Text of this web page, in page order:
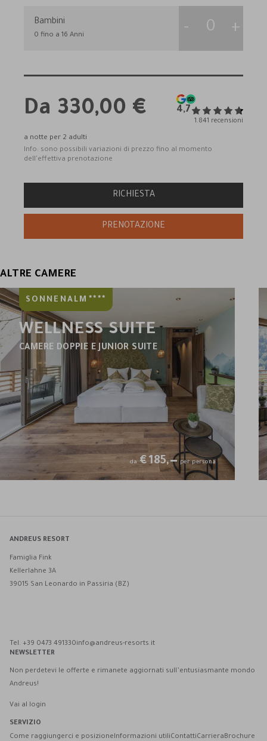
ALTRE CAMERE
SONNENALM
WELLNESS SUITE
CAMERE DOPPIE E JUNIOR SUITE
da€ 185,— per persona
ANDREUS RESORT
Famiglia Fink
Kellerlahne 3A
39015 San Leonardo in Passiria (BZ)
Tel. +39 0473 491330info@andreus-resorts.it
NEWSLETTER
Non perdetevi le offerte e rimanete aggiornati sull’entusiasmante mondo
Andreus!
Vai al login
SERVIZIO
Come raggiungerci e posizioneInformazioni utiliContattiCarrieraBrochure